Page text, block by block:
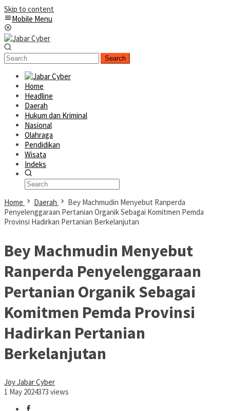
Skip to content
Mobile Menu
Search
Home
Headline
Daerah
Hukum dan Kriminal
Nasional
Olahraga
Pendidikan
Wisata
Indeks
Home Daerah
Bey Machmudin Menyebut Ranperda
Penyelenggaraan Pertanian Organik Sebagai Komitmen Pemda
Provinsi Hadirkan Pertanian Berkelanjutan
Bey Machmudin Menyebut
Ranperda Penyelenggaraan
Pertanian Organik Sebagai
Komitmen Pemda Provinsi
Hadirkan Pertanian
Berkelanjutan
Joy Jabar Cyber
1 May 2024373 views